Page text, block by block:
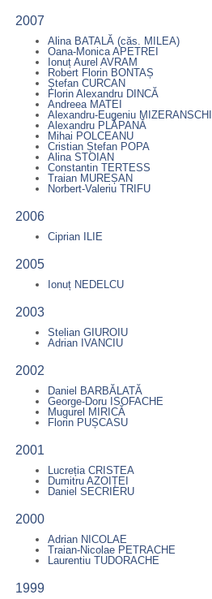
2007
Alina BATALĂ (căs. MILEA)
Oana-Monica APETREI
Ionuț Aurel AVRAM
Robert Florin BONTAȘ
Ștefan CURCAN
Florin Alexandru DINCĂ
Andreea MATEI
Alexandru-Eugeniu MIZERANSCHI
Alexandru PLĂPANĂ
Mihai POLCEANU
Cristian Ștefan POPA
Alina STOIAN
Constantin TERTESS
Traian MUREȘAN
Norbert-Valeriu TRIFU
2006
Ciprian ILIE
2005
Ionuț NEDELCU
2003
Stelian GIUROIU
Adrian IVANCIU
2002
Daniel BARBĂLATĂ
George-Doru ISOFACHE
Mugurel MIRICĂ
Florin PUȘCASU
2001
Lucreția CRISTEA
Dumitru AZOIȚEI
Daniel SECRIERU
2000
Adrian NICOLAE
Traian-Nicolae PETRACHE
Laurentiu TUDORACHE
1999